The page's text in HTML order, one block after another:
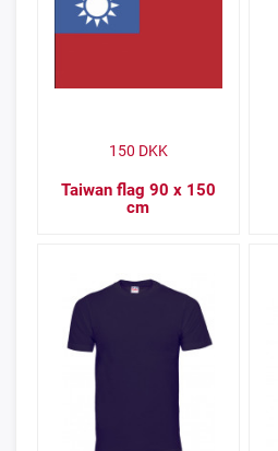
Taiwan flag 90 x 150
cm
150 DKK